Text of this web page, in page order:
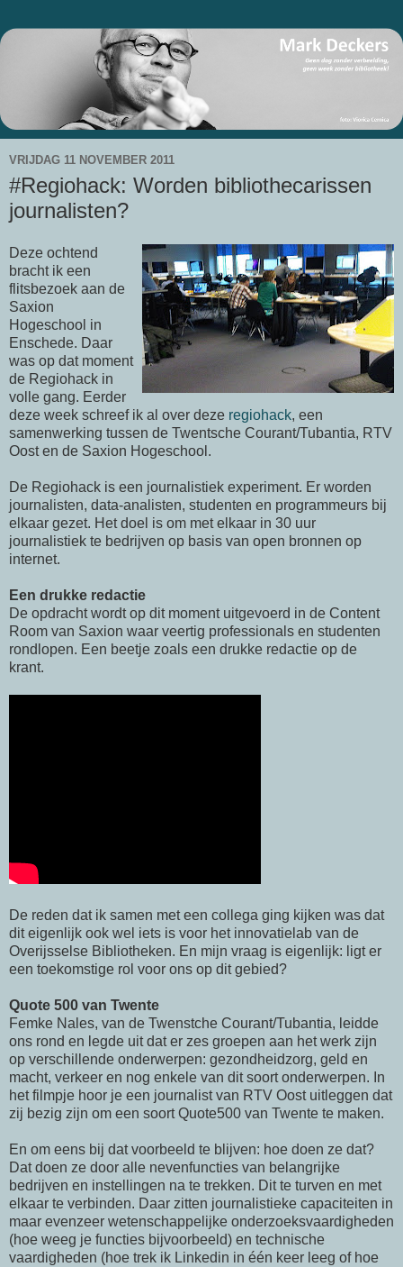
VRIJDAG 11 NOVEMBER 2011
#Regiohack: Worden bibliothecarissen
journalisten?
Deze ochtend
bracht ik een
flitsbezoek aan de
Saxion
Hogeschool in
Enschede. Daar
was op dat moment
de Regiohack in
volle gang. Eerder
deze week schreef ik al over deze regiohack, een
samenwerking tussen de Twentsche Courant/Tubantia, RTV
Oost en de Saxion Hogeschool.
De Regiohack is een journalistiek experiment. Er worden
journalisten, data-analisten, studenten en programmeurs bij
elkaar gezet. Het doel is om met elkaar in 30 uur
journalistiek te bedrijven op basis van open bronnen op
internet.
Een drukke redactie
De opdracht wordt op dit moment uitgevoerd in de Content
Room van Saxion waar veertig professionals en studenten
rondlopen. Een beetje zoals een drukke redactie op de
krant.
De reden dat ik samen met een collega ging kijken was dat
dit eigenlijk ook wel iets is voor het innovatielab van de
Overijsselse Bibliotheken. En mijn vraag is eigenlijk: ligt er
een toekomstige rol voor ons op dit gebied?
Quote 500 van Twente
Femke Nales, van de Twenstche Courant/Tubantia, leidde
ons rond en legde uit dat er zes groepen aan het werk zijn
op verschillende onderwerpen: gezondheidzorg, geld en
macht, verkeer en nog enkele van dit soort onderwerpen. In
het filmpje hoor je een journalist van RTV Oost uitleggen dat
zij bezig zijn om een soort Quote500 van Twente te maken.
En om eens bij dat voorbeeld te blijven: hoe doen ze dat?
Dat doen ze door alle nevenfuncties van belangrijke
bedrijven en instellingen na te trekken. Dit te turven en met
elkaar te verbinden. Daar zitten journalistieke capaciteiten in
maar evenzeer wetenschappelijke onderzoeksvaardigheden
(hoe weeg je functies bijvoorbeeld) en technische
vaardigheden (hoe trek ik Linkedin in één keer leeg of hoe